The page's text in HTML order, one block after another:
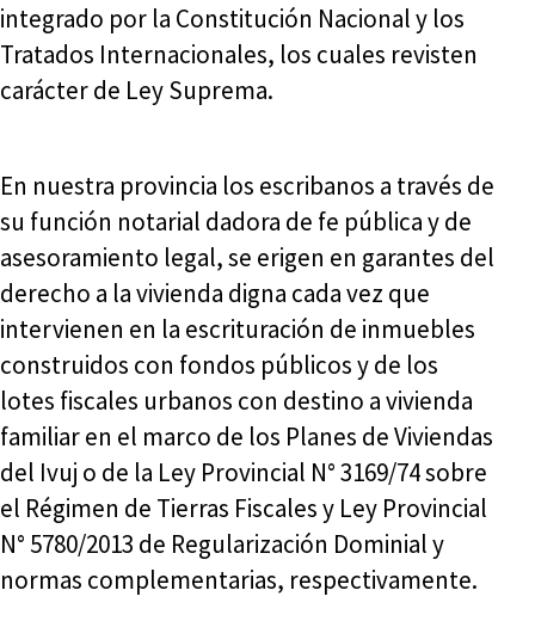
integrado por la Constitución Nacional y los
Tratados Internacionales, los cuales revisten
carácter de Ley Suprema.
En nuestra provincia los escribanos a través de
su función notarial dadora de fe pública y de
asesoramiento legal, se erigen en garantes del
derecho a la vivienda digna cada vez que
intervienen en la escrituración de inmuebles
construidos con fondos públicos y de los
lotes fiscales urbanos con destino a vivienda
familiar en el marco de los Planes de Viviendas
del Ivuj o de la Ley Provincial N° 3169/74 sobre
el Régimen de Tierras Fiscales y Ley Provincial
N° 5780/2013 de Regularización Dominial y
normas complementarias, respectivamente.